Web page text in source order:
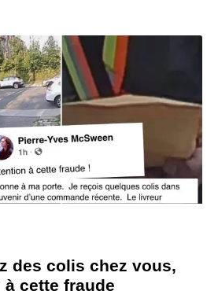
des colis chez vous,
cette fraude